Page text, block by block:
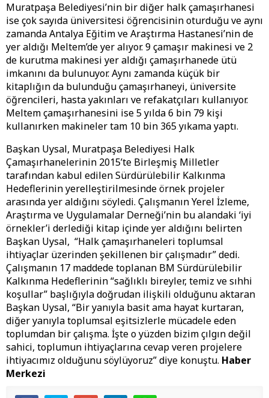
Muratpaşa Belediyesi’nin bir diğer halk çamaşırhanesi
ise çok sayıda üniversitesi öğrencisinin oturduğu ve aynı
zamanda Antalya Eğitim ve Araştırma Hastanesi’nin de
yer aldığı Meltem’de yer alıyor. 9 çamaşır makinesi ve 2
de kurutma makinesi yer aldığı çamaşırhanede ütü
imkanını da bulunuyor. Aynı zamanda küçük bir
kitaplığın da bulunduğu çamaşırhaneyi, üniversite
öğrencileri, hasta yakınları ve refakatçıları kullanıyor.
Meltem çamaşırhanesini ise 5 yılda 6 bin 79 kişi
kullanırken makineler tam 10 bin 365 yıkama yaptı.
Başkan Uysal, Muratpaşa Belediyesi Halk
Çamaşırhanelerinin 2015’te Birleşmiş Milletler
tarafından kabul edilen Sürdürülebilir Kalkınma
Hedeflerinin yerelleştirilmesinde örnek projeler
arasında yer aldığını söyledi. Çalışmanın Yerel İzleme,
Araştırma ve Uygulamalar Derneği’nin bu alandaki ‘iyi
örnekler’i derlediği kitap içinde yer aldığını belirten
Başkan Uysal, “Halk çamaşırhaneleri toplumsal
ihtiyaçlar üzerinden şekillenen bir çalışmadır” dedi.
Çalışmanın 17 maddede toplanan BM Sürdürülebilir
Kalkınma Hedeflerinin “sağlıklı bireyler, temiz ve sıhhi
koşullar” başlığıyla doğrudan ilişkili olduğunu aktaran
Başkan Uysal, “Bir yanıyla basit ama hayat kurtaran,
diğer yanıyla toplumsal eşitsizlerle mücadele eden
toplumdan bir çalışma. İşte o yüzden bizim çılgın değil
sahici, toplumun ihtiyaçlarına cevap veren projelere
ihtiyacımız olduğunu söylüyoruz” diye konuştu. Haber
Merkezi